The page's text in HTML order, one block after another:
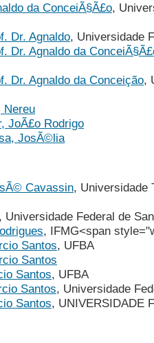
da ConceiÃ§Ã£o,
Dr. Agnaldo, Universidade
Dr. Agnaldo da
Dr. Agnaldo da Conceição,
Nereu
JoÃ£o Rodrigo
JosÃ©lia
Cavassin, Universidade
, Universidade Federal de
, IFMG<span
Santos, UFBA
Santos
Santos, UFBA
Santos, Universidade
Santos, UNIVERSIDADE